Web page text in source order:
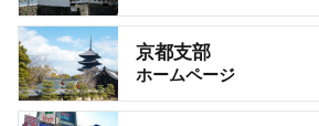
京都支部
ホームページ